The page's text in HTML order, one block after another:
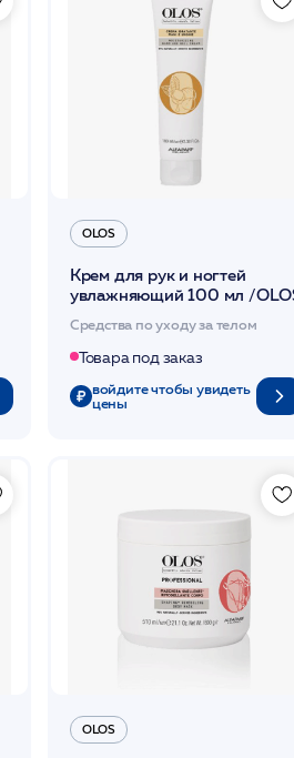
OLOS
Крем для рук и ногтей
увлажняющий 100 мл /
Средства по уходу за телом
Товара под заказ
войдите чтобы увидеть
цены
OLOS